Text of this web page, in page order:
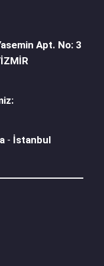
Apt. No: 3
- İstanbul